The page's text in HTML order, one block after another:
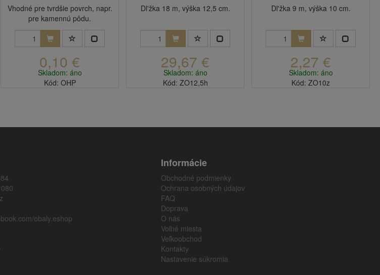
Vhodné pre tvrdšie povrch, napr.
pre kamennú pôdu.
0,10 €
Skladom: áno
Kód: OHP
Dl'žka 18 m, výška 12,5 cm.
29,67 €
Skladom: áno
Kód: ZO12,5h
Dl'žka 9 m, výška 10 cm.
2,27 €
Skladom: áno
Kód: ZO10z
obaly.eshop
Informácie
Obchodné podmienky
Ochrana osobných údajov
FAQ
Doprava
O nás
Voľné miesta
Veľkoobchod
Kontakty
Nastavenie súkromia